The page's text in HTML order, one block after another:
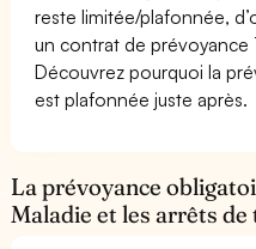
reste limitée/plafonnée,
un contrat de prévoyance
Découvrez pourquoi la
est plafonnée juste après.
La prévoyance
Maladie et les arrêts